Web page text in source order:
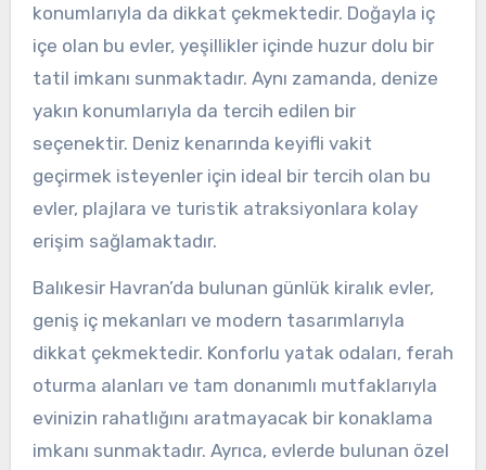
konumlarıyla da dikkat çekmektedir. Doğayla iç
içe olan bu evler, yeşillikler içinde huzur dolu bir
tatil imkanı sunmaktadır. Aynı zamanda, denize
yakın konumlarıyla da tercih edilen bir
seçenektir. Deniz kenarında keyifli vakit
geçirmek isteyenler için ideal bir tercih olan bu
evler, plajlara ve turistik atraksiyonlara kolay
erişim sağlamaktadır.
Balıkesir Havran’da bulunan günlük kiralık evler,
geniş iç mekanları ve modern tasarımlarıyla
dikkat çekmektedir. Konforlu yatak odaları, ferah
oturma alanları ve tam donanımlı mutfaklarıyla
evinizin rahatlığını aratmayacak bir konaklama
imkanı sunmaktadır. Ayrıca, evlerde bulunan özel